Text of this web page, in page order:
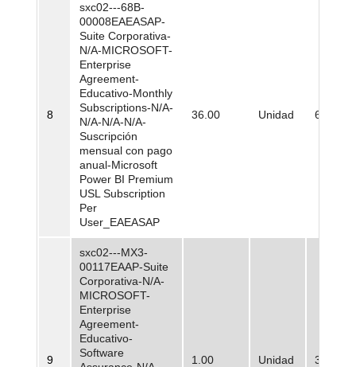
8
sxc02---68B-
00008EAEASAP-
Suite Corporativa-
N/A-MICROSOFT-
Enterprise
Agreement-
Educativo-Monthly
Subscriptions-N/A-
N/A-N/A-N/A-
Suscripción
mensual con pago
anual-Microsoft
Power BI Premium
USL Subscription
Per
User_EAEASAP
36.00 Unidad
9
sxc02---MX3-
00117EAAP-Suite
Corporativa-N/A-
MICROSOFT-
Enterprise
Agreement-
Educativo-
Software
1.00 Unidad